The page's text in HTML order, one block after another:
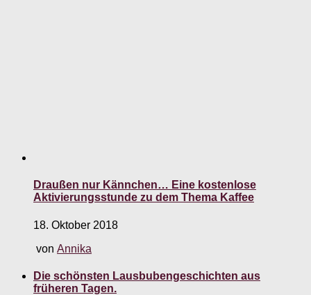
Draußen nur Kännchen… Eine kostenlose
Aktivierungsstunde zu dem Thema Kaffee
18. Oktober 2018
von Annika
Die schönsten Lausbubengeschichten aus
früheren Tagen.